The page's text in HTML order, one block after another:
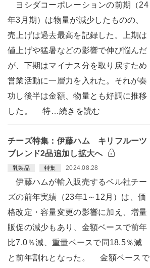
ヨシダコーポレーションの前期（24
年3月期）は物量が減少したものの、
売上げは過去最高を記録した。上期は
値上げや猛暑などの影響で伸び悩んだ
が、下期はマイナス分を取り戻すため
営業活動に一層力を入れた。それが奏
功し後半は金額、物量とも好調に推移
した。 特…続きを読む
チーズ特集：伊藤ハム キリフルーツ
ブレンド2品追加し拡大へ
乳製品 特集 2024.08.28
伊藤ハムが輸入販売するベル社チー
ズの前年実績（23年1～12月）は、価
格改定・容量変更の影響に加え、増量
販促の減少もあり、金額ベースで前年
比7.0％減、重量ベースで同18.5％減
と前年割れとなった。 金額ベースで